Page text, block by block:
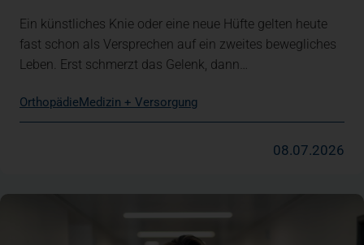
Ein künstliches Knie oder eine neue Hüfte gelten heute
fast schon als Versprechen auf ein zweites bewegliches
Leben. Erst schmerzt das Gelenk, dann…
OrthopädieMedizin + Versorgung
08.07.2026